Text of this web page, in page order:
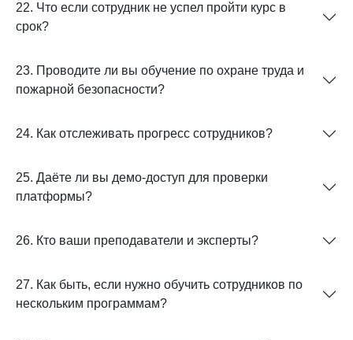
22. Что если сотрудник не успел пройти курс в
срок?
23. Проводите ли вы обучение по охране труда и
пожарной безопасности?
24. Как отслеживать прогресс сотрудников?
25. Даёте ли вы демо-доступ для проверки
платформы?
26. Кто ваши преподаватели и эксперты?
27. Как быть, если нужно обучить сотрудников по
нескольким программам?